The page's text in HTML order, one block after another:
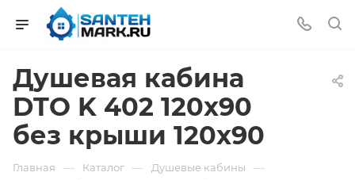
Душевая кабина
DTO K 402 120x90
без крыши 120x90
Главная — Каталог — Душевые кабины —